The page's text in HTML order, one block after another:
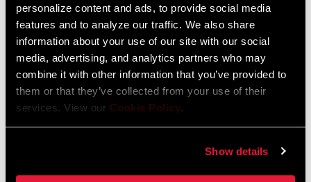
personalize content and ads, to provide social media
features and to analyze our traffic. We also share
information about your use of our site with our social
media, advertising, and analytics partners who may
combine it with other information that you’ve provided to
them or that they’ve collected from your use of their
services. View our Cookie Policy.
Show details
desarrollada para quienes se toman en serio las
competiciones de XC.
CARACTERÍSTICAS
Cámara de aire DebonAir+.
Disponible en 100 ó 110 mm de recorrido.
Cartucho hidráulico Charger Race Day 2 con posiciones
Open/Lock.
VER MÁS CARACTERÍSTICAS
están disponibles para su compra y sólo se equipan en bicis completas.